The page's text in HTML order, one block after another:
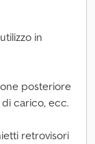
in
posteriore
carico, ecc.
retrovisori